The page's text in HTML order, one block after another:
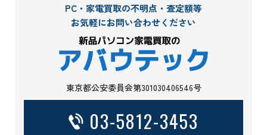
PC・家電買取の不明点・査定額等
お気軽にお問い合わせください
東京都公安委員会第301030406546号
03-5812-3453